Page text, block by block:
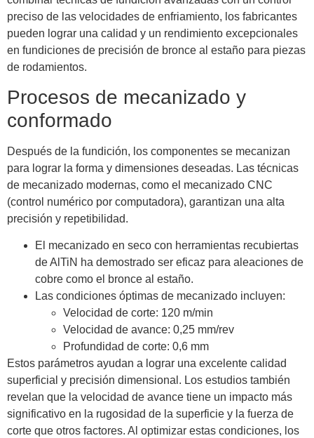
preciso de las velocidades de enfriamiento, los fabricantes
pueden lograr una calidad y un rendimiento excepcionales
en fundiciones de precisión de bronce al estaño para piezas
de rodamientos.
Procesos de mecanizado y
conformado
Después de la fundición, los componentes se mecanizan
para lograr la forma y dimensiones deseadas. Las técnicas
de mecanizado modernas, como el mecanizado CNC
(control numérico por computadora), garantizan una alta
precisión y repetibilidad.
El mecanizado en seco con herramientas recubiertas
de AlTiN ha demostrado ser eficaz para aleaciones de
cobre como el bronce al estaño.
Las condiciones óptimas de mecanizado incluyen:
Velocidad de corte: 120 m/min
Velocidad de avance: 0,25 mm/rev
Profundidad de corte: 0,6 mm
Estos parámetros ayudan a lograr una excelente calidad
superficial y precisión dimensional. Los estudios también
revelan que la velocidad de avance tiene un impacto más
significativo en la rugosidad de la superficie y la fuerza de
corte que otros factores. Al optimizar estas condiciones, los